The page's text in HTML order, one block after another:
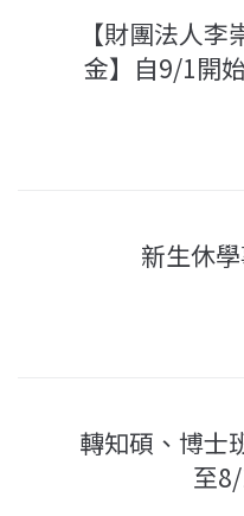
【財團法人
金】自9/1開
新生休
轉知碩、博士
至